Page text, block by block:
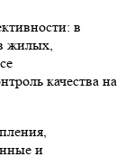
в
жилых,
качества на
и